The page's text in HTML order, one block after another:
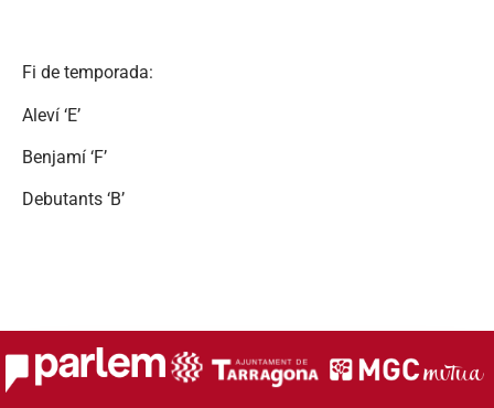
Fi de temporada:
Aleví ‘E’
Benjamí ‘F’
Debutants ‘B’